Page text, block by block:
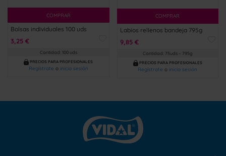
COMPRAR
Bolsas individuales 100 uds
3,25 €
Cantidad: 100 uds
PRECIOS PARA PROFESIONALES
Regístrate o inicia sesión
COMPRAR
Labios rellenos bandeja 795g
9,85 €
Cantidad: 75uds – 795g
PRECIOS PARA PROFESIONALES
Regístrate o inicia sesión